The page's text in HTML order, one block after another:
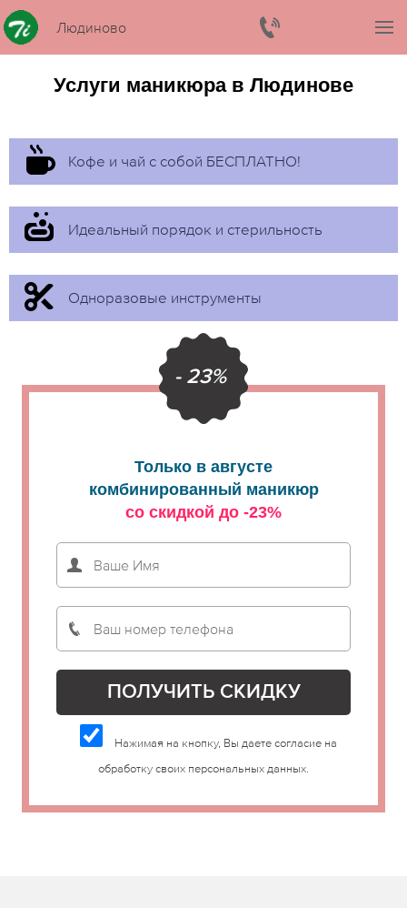
Людиново
Услуги маникюра в Людинове
Кофе и чай с собой БЕСПЛАТНО!
Идеальный порядок и стерильность
Одноразовые инструменты
- 23%
Только в августе
комбинированный маникюр
со скидкой до -23%
Нажимая на кнопку, Вы даете согласие на
обработку своих персональных данных.